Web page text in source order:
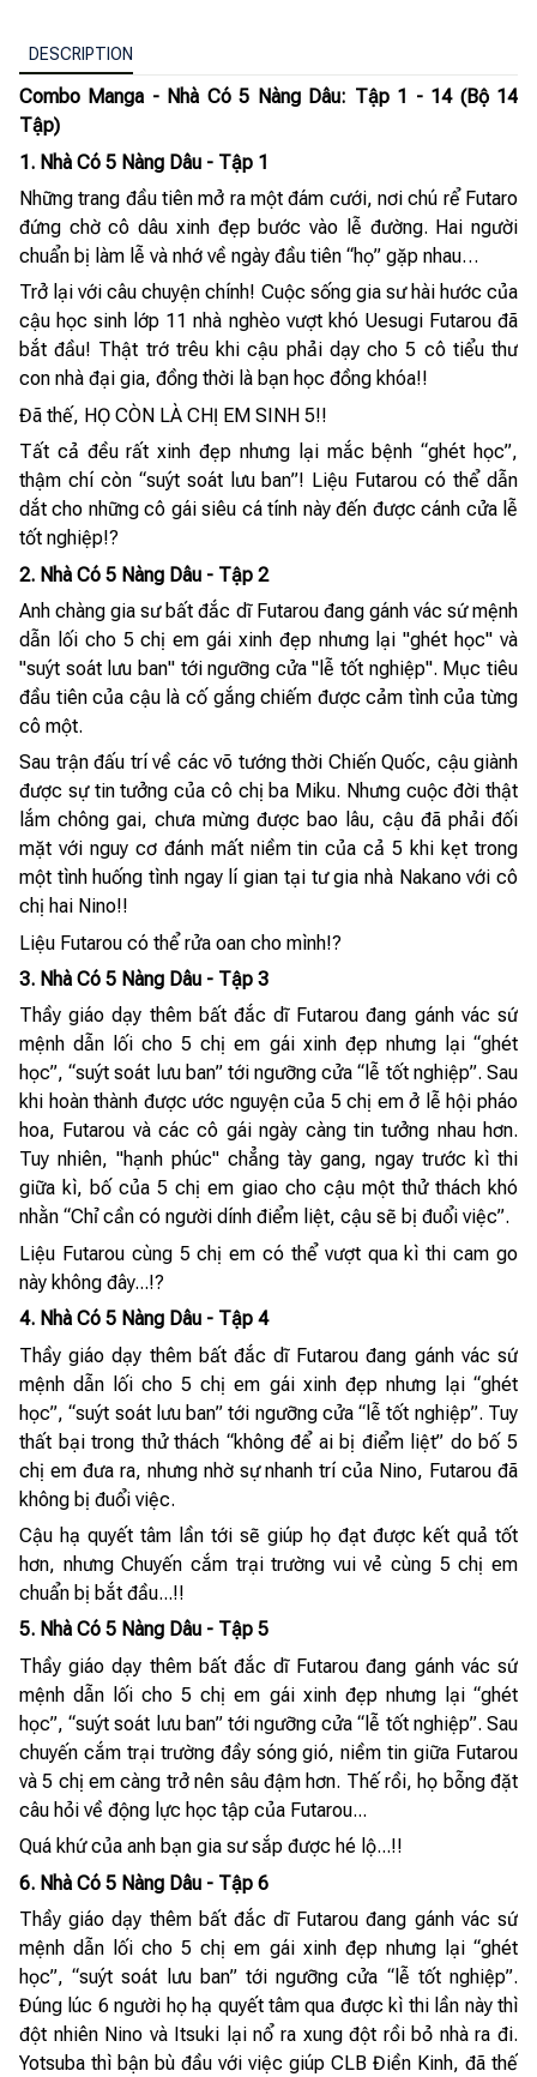
DESCRIPTION
Combo Manga - Nhà Có 5 Nàng Dâu: Tập 1 - 14 (Bộ 14
Tập)
1. Nhà Có 5 Nàng Dâu - Tập 1
Những trang đầu tiên mở ra một đám cưới, nơi chú rể Futaro
đứng chờ cô dâu xinh đẹp bước vào lễ đường. Hai người
chuẩn bị làm lễ và nhớ về ngày đầu tiên “họ” gặp nhau…
Trở lại với câu chuyện chính! Cuộc sống gia sư hài hước của
cậu học sinh lớp 11 nhà nghèo vượt khó Uesugi Futarou đã
bắt đầu! Thật trớ trêu khi cậu phải dạy cho 5 cô tiểu thư
con nhà đại gia, đồng thời là bạn học đồng khóa!!
Đã thế, HỌ CÒN LÀ CHỊ EM SINH 5!!
Tất cả đều rất xinh đẹp nhưng lại mắc bệnh “ghét học”,
thậm chí còn “suýt soát lưu ban”! Liệu Futarou có thể dẫn
dắt cho những cô gái siêu cá tính này đến được cánh cửa lễ
tốt nghiệp!?
2. Nhà Có 5 Nàng Dâu - Tập 2
Anh chàng gia sư bất đắc dĩ Futarou đang gánh vác sứ mệnh
dẫn lối cho 5 chị em gái xinh đẹp nhưng lại "ghét học" và
"suýt soát lưu ban" tới ngưỡng cửa "lễ tốt nghiệp". Mục tiêu
đầu tiên của cậu là cố gắng chiếm được cảm tình của từng
cô một.
Sau trận đấu trí về các võ tướng thời Chiến Quốc, cậu giành
được sự tin tưởng của cô chị ba Miku. Nhưng cuộc đời thật
lắm chông gai, chưa mừng được bao lâu, cậu đã phải đối
mặt với nguy cơ đánh mất niềm tin của cả 5 khi kẹt trong
một tình huống tình ngay lí gian tại tư gia nhà Nakano với cô
chị hai Nino!!
Liệu Futarou có thể rửa oan cho mình!?
3. Nhà Có 5 Nàng Dâu - Tập 3
Thầy giáo dạy thêm bất đắc dĩ Futarou đang gánh vác sứ
mệnh dẫn lối cho 5 chị em gái xinh đẹp nhưng lại “ghét
học”, “suýt soát lưu ban” tới ngưỡng cửa “lễ tốt nghiệp”. Sau
khi hoàn thành được ước nguyện của 5 chị em ở lễ hội pháo
hoa, Futarou và các cô gái ngày càng tin tưởng nhau hơn.
Tuy nhiên, "hạnh phúc" chẳng tày gang, ngay trước kì thi
giữa kì, bố của 5 chị em giao cho cậu một thử thách khó
nhằn “Chỉ cần có người dính điểm liệt, cậu sẽ bị đuổi việc”.
Liệu Futarou cùng 5 chị em có thể vượt qua kì thi cam go
này không đây...!?
4. Nhà Có 5 Nàng Dâu - Tập 4
Thầy giáo dạy thêm bất đắc dĩ Futarou đang gánh vác sứ
mệnh dẫn lối cho 5 chị em gái xinh đẹp nhưng lại “ghét
học”, “suýt soát lưu ban” tới ngưỡng cửa “lễ tốt nghiệp”. Tuy
thất bại trong thử thách “không để ai bị điểm liệt” do bố 5
chị em đưa ra, nhưng nhờ sự nhanh trí của Nino, Futarou đã
không bị đuổi việc.
Cậu hạ quyết tâm lần tới sẽ giúp họ đạt được kết quả tốt
hơn, nhưng Chuyến cắm trại trường vui vẻ cùng 5 chị em
chuẩn bị bắt đầu...!!
5. Nhà Có 5 Nàng Dâu - Tập 5
Thầy giáo dạy thêm bất đắc dĩ Futarou đang gánh vác sứ
mệnh dẫn lối cho 5 chị em gái xinh đẹp nhưng lại “ghét
học”, “suýt soát lưu ban” tới ngưỡng cửa “lễ tốt nghiệp”. Sau
chuyến cắm trại trường đầy sóng gió, niềm tin giữa Futarou
và 5 chị em càng trở nên sâu đậm hơn. Thế rồi, họ bỗng đặt
câu hỏi về động lực học tập của Futarou...
Quá khứ của anh bạn gia sư sắp được hé lộ...!!
6. Nhà Có 5 Nàng Dâu - Tập 6
Thầy giáo dạy thêm bất đắc dĩ Futarou đang gánh vác sứ
mệnh dẫn lối cho 5 chị em gái xinh đẹp nhưng lại “ghét
học”, “suýt soát lưu ban” tới ngưỡng cửa “lễ tốt nghiệp”.
Đúng lúc 6 người họ hạ quyết tâm qua được kì thi lần này thì
đột nhiên Nino và Itsuki lại nổ ra xung đột rồi bỏ nhà ra đi.
Yotsuba thì bận bù đầu với việc giúp CLB Điền Kinh, đã thế